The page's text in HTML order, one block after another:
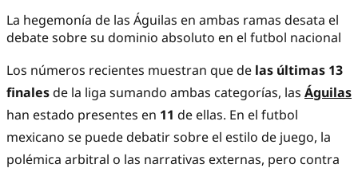
La hegemonía de las Águilas en ambas ramas desata el
debate sobre su dominio absoluto en el futbol nacional
Los números recientes muestran que de las últimas 13
finalesde la liga sumando ambas categorías, las Águilas
han estado presentes en 11 de ellas. En el futbol
mexicano se puede debatir sobre el estilo de juego, la
polémica arbitral o las narrativas externas, pero contra